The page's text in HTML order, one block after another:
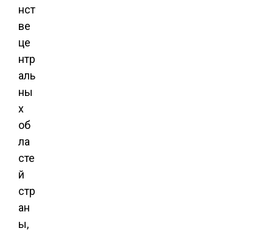
нст
ве
це
нтр
аль
ны
х
об
ла
сте
й
стр
ан
ы,